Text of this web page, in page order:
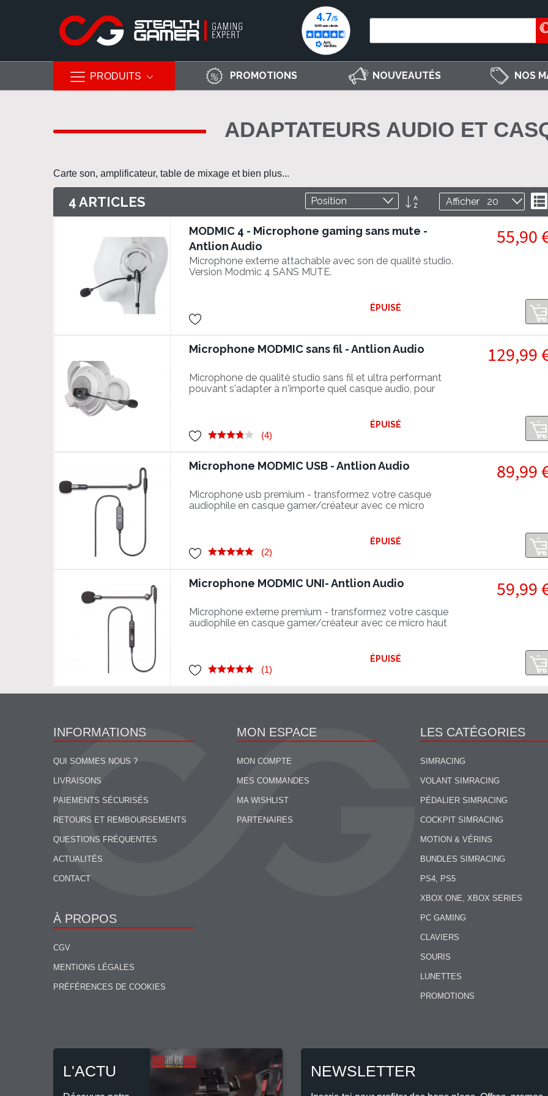
PRODUITS PROMOTIONS NOUVEAUTÉS NOS
ADAPTATEURS AUDIO ET
Carte son, amplificateur, table de mixage et bien plus...
4ARTICLES Par
ordre
Afficher
MODMIC 4 - Microphone gaming sans mute -
Antlion Audio
Microphone externe attachable avec son de qualité studio.
Version Modmic 4 SANS MUTE.
55,90
ÉPUISÉ
Microphone MODMIC sans fil - Antlion Audio
Microphone de qualité studio sans fil et ultra performant
pouvant s'adapter à n'importe quel casque audio, pour
129,99
(4)
ÉPUISÉ
Microphone MODMIC USB - Antlion Audio
Microphone usb premium - transformez votre casque
audiophile en casque gamer/créateur avec ce micro
89,99
(2)
ÉPUISÉ
Microphone MODMIC UNI- Antlion Audio
Microphone externe premium - transformez votre casque
audiophile en casque gamer/créateur avec ce micro haut
59,99
(1)
ÉPUISÉ
INFORMATIONS
QUI SOMMES NOUS ?
LIVRAISONS
PAIEMENTS SÉCURISÉS
RETOURS ET REMBOURSEMENTS
QUESTIONS FRÉQUENTES
ACTUALITÉS
CONTACT
À PROPOS
CGV
MENTIONS LÉGALES
PRÉFÉRENCES DE COOKIES
MON ESPACE
MON COMPTE
MES COMMANDES
MA WISHLIST
PARTENAIRES
LES CATÉGORIES
SIMRACING
VOLANT SIMRACING
PÉDALIER SIMRACING
COCKPIT SIMRACING
MOTION & VÉRINS
BUNDLES SIMRACING
PS4, PS5
XBOX ONE, XBOX SERIES
PC GAMING
CLAVIERS
SOURIS
LUNETTES
PROMOTIONS
L'ACTU NEWSLETTER